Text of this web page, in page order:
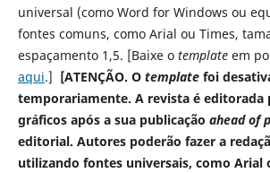
universal (como Word for Windows ou
fontes comuns, como Arial ou Times,
espaçamento 1,5. [Baixe o templateem
aqui.] [ATENÇÃO. O templatefoi
temporariamente. A revista é
gráficos após a sua publicação ahead of
editorial. Autores poderão fazer a
utilizando fontes universais, como Arial